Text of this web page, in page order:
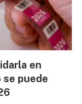
en
se puede